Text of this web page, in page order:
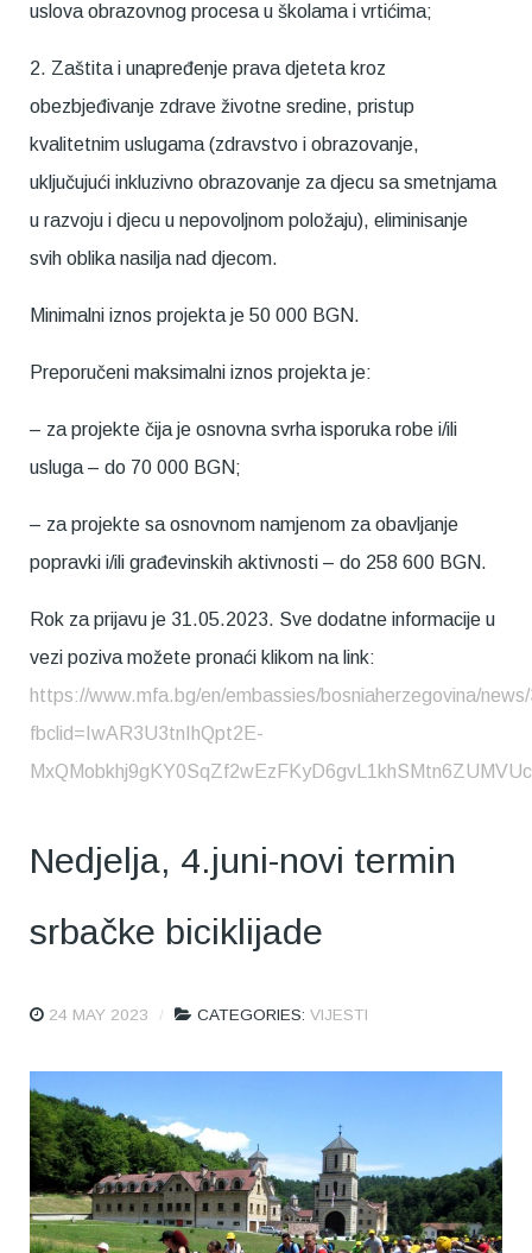
uslova obrazovnog procesa u školama i vrtićima;
2. Zaštita i unapređenje prava djeteta kroz
obezbjeđivanje zdrave životne sredine, pristup
kvalitetnim uslugama (zdravstvo i obrazovanje,
uključujući inkluzivno obrazovanje za djecu sa smetnjama
u razvoju i djecu u nepovoljnom položaju), eliminisanje
svih oblika nasilja nad djecom.
Minimalni iznos projekta je 50 000 BGN.
Preporučeni maksimalni iznos projekta je:
– za projekte čija je osnovna svrha isporuka robe i/ili
usluga – do 70 000 BGN;
– za projekte sa osnovnom namjenom za obavljanje
popravki i/ili građevinskih aktivnosti – do 258 600 BGN.
Rok za prijavu je 31.05.2023. Sve dodatne informacije u
vezi poziva možete pronaći klikom na link:
https://www.mfa.bg/en/embassies/bosniaherzegovina/
fbclid=IwAR3U3tnIhQpt2E-
MxQMobkhj9gKY0SqZf2wEzFKyD6gvL1khSMtn6ZUMVUc
Nedjelja, 4.juni-novi termin
srbačke biciklijade
24 MAY 2023 CATEGORIES: VIJESTI